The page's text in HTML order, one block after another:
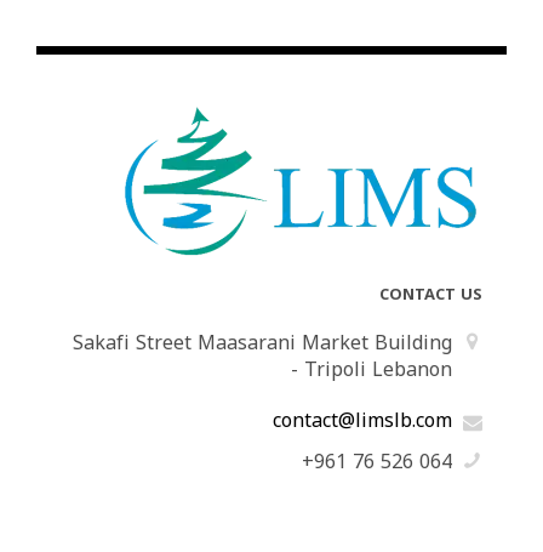
CONTACT US
Sakafi Street Maasarani Market Building
- Tripoli Lebanon
contact@limslb.com
+961 76 526 064